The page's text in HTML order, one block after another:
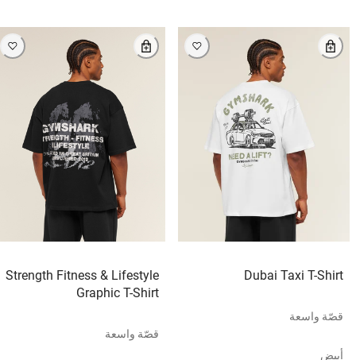
Dubai Taxi T-Shirt
قصّة واسعة
أبيض
Strength Fitness & Lifestyle
Graphic T-Shirt
قصّة واسعة